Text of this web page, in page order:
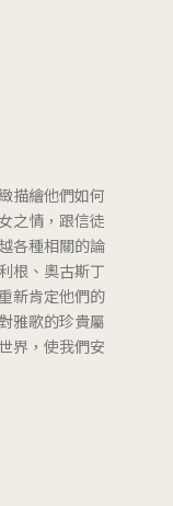
描繪他們如何
之情，跟信徒
各種相關的論
根、奧古斯丁
新肯定他們的
雅歌的珍貴屬
界，使我們安